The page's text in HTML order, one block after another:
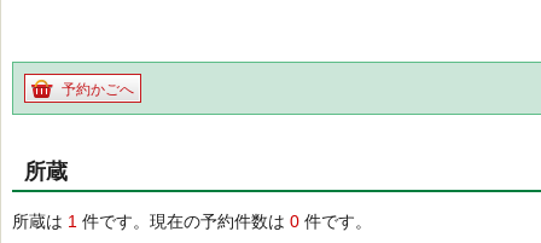
予約かごへ
所蔵
所蔵は 1 件です。現在の予約件数は 0 件です。